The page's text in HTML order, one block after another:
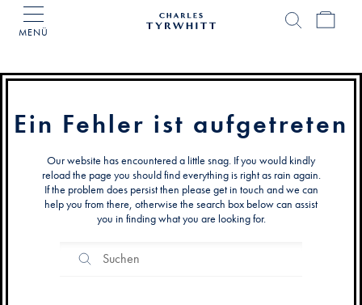
MENÜ
Ein Fehler ist aufgetreten
Our website has encountered a little snag. If you would kindly
reload the page you should find everything is right as rain again.
If the problem does persist then please get in touch and we can
help you from there, otherwise the search box below can assist
you in finding what you are looking for.
Search
Catalog
Suchen